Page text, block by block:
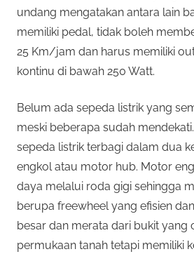
undang mengatakan antara lain
memiliki pedal, tidak boleh
25 Km/jam dan harus memiliki
kontinu di bawah 250 Watt.
Belum ada sepeda listrik yang
meski beberapa sudah
sepeda listrik terbagi dalam dua
engkol atau motor hub. Motor
daya melalui roda gigi sehingga
berupa freewheel yang efisien
besar dan merata dari bukit yang
permukaan tanah tetapi memiliki